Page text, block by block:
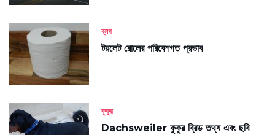
ব্লগ
টয়লেট রোলের পরিবেশগত প্রভাব
কুকুর
Dachsweiler কুকুর ব্রিড তথ্য এবং ছবি